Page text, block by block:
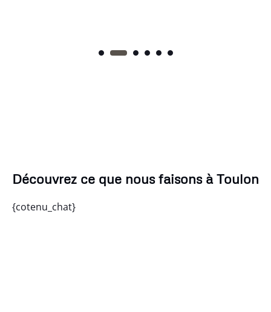
Découvrez ce que nous faisons à Toulon
{cotenu_chat}